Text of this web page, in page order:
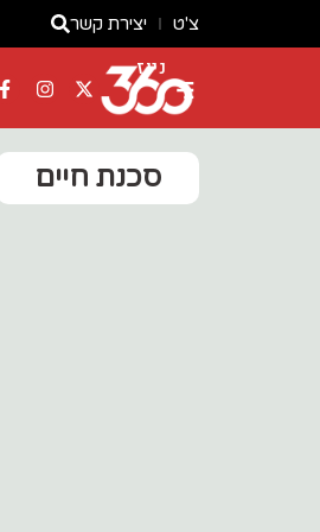
צ'ט יצירת קשר
ניוז
סכנת חיים